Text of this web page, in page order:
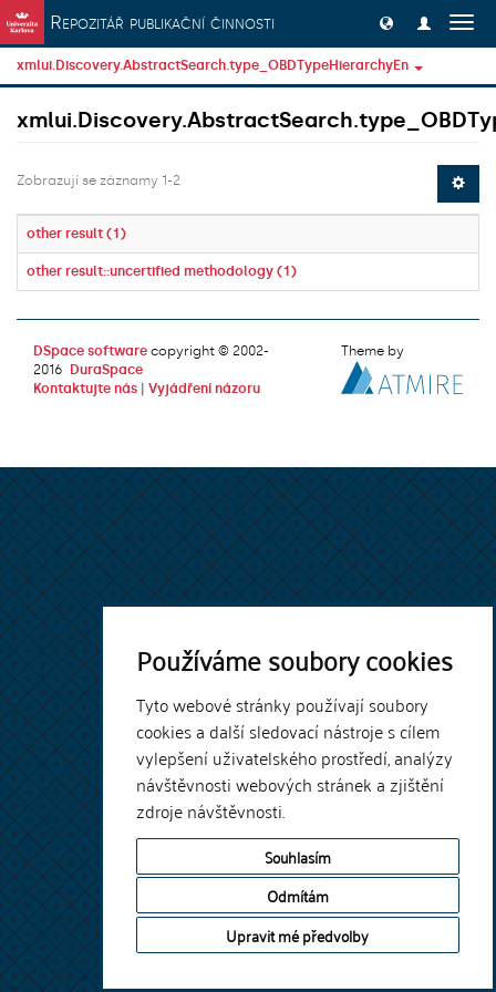
Používáme soubory cookies
Tyto webové stránky používají soubory
cookies a další sledovací nástroje s cílem
vylepšení uživatelského prostředí, analýzy
návštěvnosti webových stránek a zjištění
zdroje návštěvnosti.
Souhlasím
Odmítám
Upravit mé předvolby
Přeskočit na obsah
Repozitář publikační činnosti
xmlui.Discovery.AbstractSearch.type_OBDTypeHierarchyEn
Zobrazují se záznamy 1-2
other result (1)
other result::uncertified methodology (1)
DSpace software copyright © 2002-
2016
DuraSpace
Kontaktujte nás
Vyjádření názoru
Theme by